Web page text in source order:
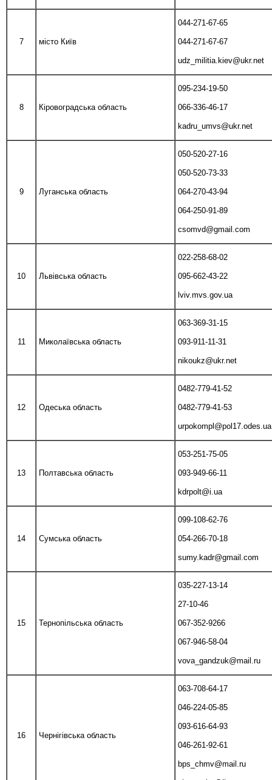
7 місто Київ
044-271-67-65
044-271-67-67
udz_militia.kiev@ukr.net
8 Кіровоградська область
095-234-19-50
066-336-46-17
kadru_umvs@ukr.net
9 Луганська область
050-520-27-16
050-520-73-33
064-270-43-94
064-250-91-89
csomvd@gmail.com
10 Львівська область
022-258-68-02
095-662-43-22
lviv.mvs.gov.ua
11 Миколаївська область
063-369-31-15
093-911-11-31
nikoukz@ukr.net
12 Одеська область
0482-779-41-52
0482-779-41-53
urpokompl@pol17.odes.ua
13 Полтавська область
053-251-75-05
093-949-66-11
kdrpolt@i.ua
14 Сумська область
099-108-62-76
054-266-70-18
sumy.kadr@gmail.com
15 Тернопільська область
035-227-13-14
27-10-46
067-352-9266
067-946-58-04
vova_gandzuk@mail.ru
16 Чернігівська область
063-708-64-17
046-224-05-85
093-616-64-93
046-261-92-61
bps_chmv@mail.ru